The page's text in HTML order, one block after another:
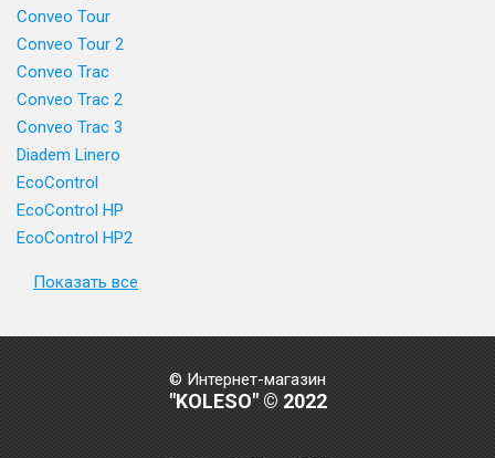
Conveo Tour
Conveo Tour 2
Conveo Trac
Conveo Trac 2
Conveo Trac 3
Diadem Linero
EcoControl
EcoControl HP
EcoControl HP2
Показать все
© Интернет-магазин
"KOLESO" © 2022